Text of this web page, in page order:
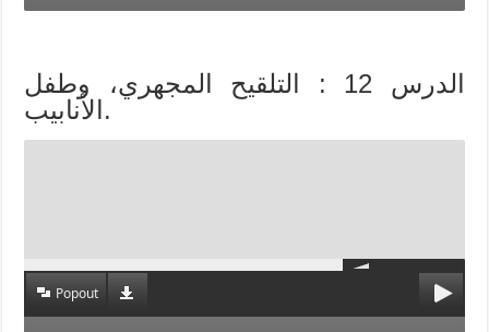
الدرس 12 : التلقيح المجهري، وطفل
الأنابيب.
Popout